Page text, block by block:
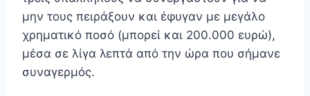
μην τους πειράξουν και έφυγαν με μεγάλο
χρηματικό ποσό (μπορεί και 200.000 ευρώ),
μέσα σε λίγα λεπτά από την ώρα που σήμανε
συναγερμός.